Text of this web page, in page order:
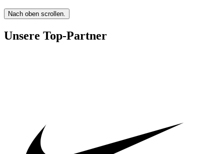
Nach oben scrollen.
Unsere Top-Partner